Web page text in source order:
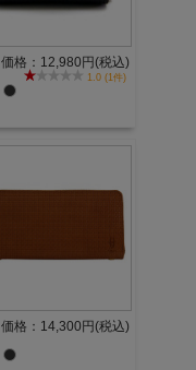
価格：12,980円(税込)
1.0 (1件)
価格：14,300円(税込)